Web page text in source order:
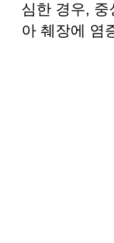
심한 경우, 중
아 췌장에 염